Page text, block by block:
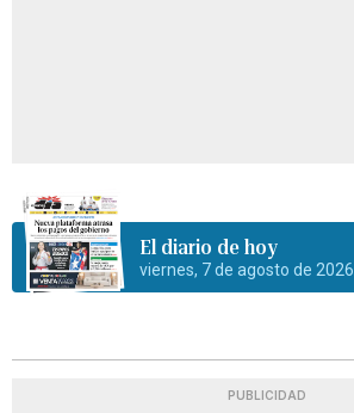
El diario de hoy
viernes, 7 de agosto de 2026
PUBLICIDAD